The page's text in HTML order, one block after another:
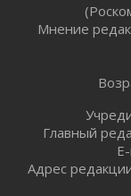
02 августа 2026
отправили
02 августа 2026
Ленобласть
операторов
02 августа 2026
В
воробушка»
Мнение
Главный
Адрес